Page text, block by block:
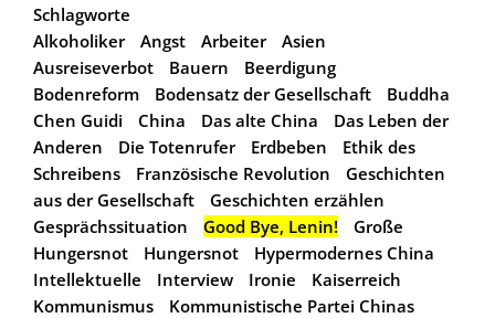
Schlagworte
Alkoholiker
Angst Arbeiter
Asien
Ausreiseverbot
Bauern
Beerdigung
Bodenreform
Bodensatz der Gesellschaft
Buddha
Chen Guidi
China Das alte China
Das Leben der
Anderen
Die Totenrufer Erdbeben
Ethik des
Schreibens
Französische Revolution
Geschichten
aus der Gesellschaft
Geschichten erzählen
Gesprächssituation
Good Bye, Lenin!
Große
Hungersnot
Hungersnot
Hypermodernes China
Intellektuelle
Interview Ironie
Kaiserreich
Kommunismus
Kommunistische Partei Chinas